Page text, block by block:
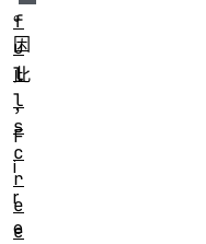
。
因
此
，
F
i
r
e
f
u
l
l
s
c
r
e
e